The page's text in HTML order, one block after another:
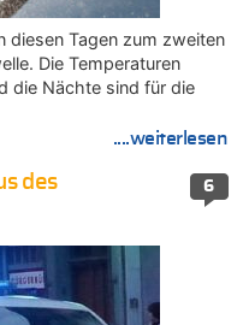
diesen Tagen zum zweiten
Die Temperaturen
die Nächte sind für die
....weiterlesen
6
des